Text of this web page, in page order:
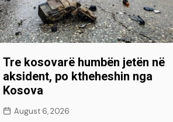
Tre kosovarë humbën jetën në
aksident, po ktheheshin nga
Kosova
August 6, 2026